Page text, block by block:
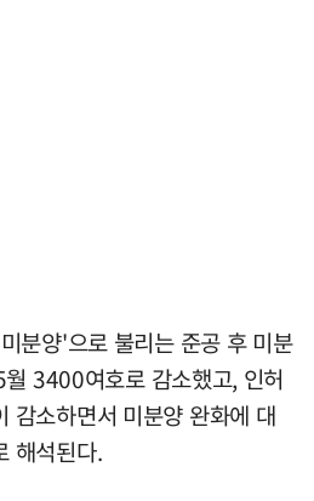
분양'으로 불리는 준공 후 미분
3400여호로 감소했고, 인허
감소하면서 미분양 완화에 대
해석된다.